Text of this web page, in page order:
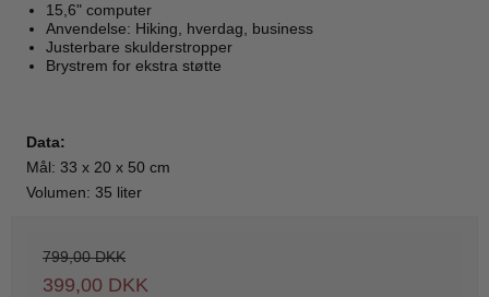
15,6" computer
Anvendelse: Hiking, hverdag, business
Justerbare skulderstropper
Brystrem for ekstra støtte
Data:
Mål: 33 x 20 x 50 cm
Volumen: 35 liter
799,00 DKK
399,00 DKK